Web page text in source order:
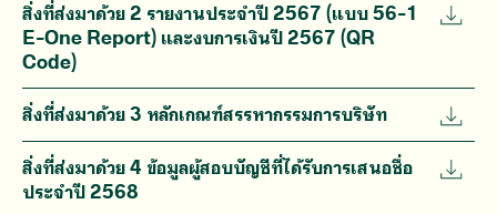
สิ่งที่ส่งมาด้วย 2 รายงานประจำปี 2567 (แบบ 56-1
E-One Report) และงบการเงินปี 2567 (QR
Code)
สิ่งที่ส่งมาด้วย 3 หลักเกณฑ์สรรหากรรมการบริษัท
สิ่งที่ส่งมาด้วย 4 ข้อมูลผู้สอบบัญชีที่ได้รับการเสนอชื่อ
ประจำปี 2568